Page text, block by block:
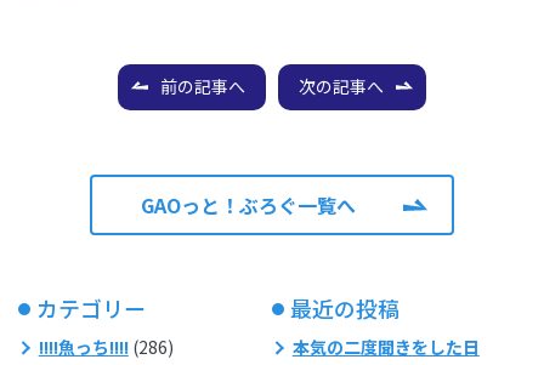
前の記事へ 次の記事へ
GAOっと！ぶろぐ一覧へ
カテゴリー
!!!!魚っち!!!!(286)
最近の投稿
本気の二度聞きをした日